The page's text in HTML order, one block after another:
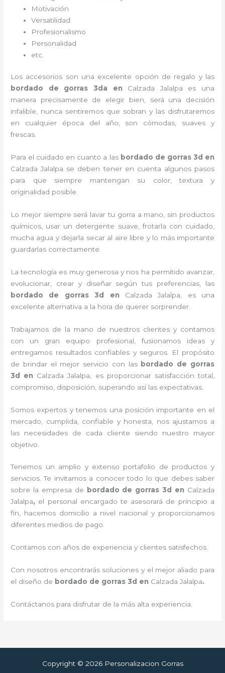
Motivación
Versatilidad
Profesionalismo
Personalidad
etc.
Los accesorios son una excelente opción de regalo y las
bordado de gorras 3d a en Calzada Jalalpa es una
manera precisamente de elegir bien, será una decisión
infalible, nunca sentiremos que sobran y las disfrutaremos
en cualquier época del año, son cómodas, suaves y
frescas.
Para el cuidado en cuanto a las bordado de gorras 3d en
Calzada Jalalpa se deben tener en cuenta algunos pasos
para que siempre mantengan su color, textura y
originalidad posible.
Lo mejor siempre será lavar tu gorra a mano, sin productos
químicos, usar un detergente suave, frotarla con cuidado,
mucha agua y dejarla secar al aire libre y lo más importante
guardarlas correctamente.
La tecnología es muy generosa y nos ha permitido avanzar,
evolucionar, crear y diseñar según tus preferencias, las
bordado de gorras 3d
en Calzada Jalalpa, es una
excelente alternativa a la hora de querer sorprender.
Trabajamos de la mano de nuestros clientes y contamos
con un gran equipo profesional, fusionamos ideas y
entregamos resultados confiables y seguros. El propósito
de brindar el mejor servicio con las bordado de gorras
3d
en Calzada Jalalpa, es proporcionar satisfacción total,
compromiso, disposición, superando así las expectativas.
Somos expertos y tenemos una posición importante en el
mercado, cumplida, confiable y honesta, nos ajustamos a
las necesidades de cada cliente siendo nuestro mayor
objetivo.
Tenemos un amplio y extenso portafolio de productos y
servicios. Te invitamos a conocer todo lo que debes saber
sobre la empresa de
bordado de gorras 3d en Calzada
Jalalpa, el personal encargado te asesorará de principio a
fin, hacemos domicilio a nivel nacional y proporcionamos
diferentes medios de pago.
Contamos con años de experiencia y clientes satisfechos.
Con nosotros encontrarás soluciones y el mejor aliado para
el diseño de bordado de gorras 3d en Calzada Jalalpa.
Contáctanos para disfrutar de la más alta experiencia.
Copyright © 2026 Personalizacion Gorras